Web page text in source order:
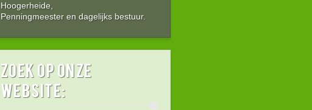
Hoogerheide,
Penningmeester en dagelijks bestuur.
zoek op onze
website: